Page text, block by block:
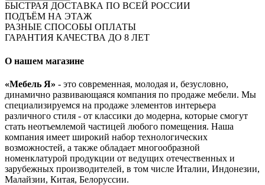
БЫСТРАЯ ДОСТАВКА ПО ВСЕЙ РОССИИ
ПОДЪЁМ НА ЭТАЖ
РАЗНЫЕ СПОСОБЫ ОПЛАТЫ
ГАРАНТИЯ КАЧЕСТВА ДО 8 ЛЕТ
О нашем магазине
«Мебель Я» - это современная, молодая и, безусловно,
динамично развивающаяся компания по продаже мебели. Мы
специализируемся на продаже элементов интерьера
различного стиля - от классики до модерна, которые смогут
стать неотъемлемой частицей любого помещения. Наша
компания имеет широкий набор технологических
возможностей, а также обладает многообразной
номенклатурой продукции от ведущих отечественных и
зарубежных производителей, в том числе Италии, Индонезии,
Малайзии, Китая, Белоруссии.